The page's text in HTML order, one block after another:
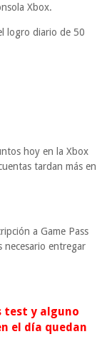
Xbox.
logro diario de 50
hoy en la Xbox
tardan más en
a Game Pass
necesario entregar
test y alguno
el día quedan